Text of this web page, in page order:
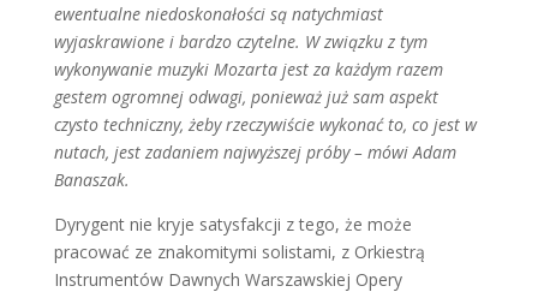
ewentualne niedoskonałości są natychmiast
wyjaskrawione i bardzo czytelne. W związku z tym
wykonywanie muzyki Mozarta jest za każdym razem
gestem ogromnej odwagi, ponieważ już sam aspekt
czysto techniczny, żeby rzeczywiście wykonać to, co jest w
nutach, jest zadaniem najwyższej próby – mówi Adam
Banaszak.
Dyrygent nie kryje satysfakcji z tego, że może
pracować ze znakomitymi solistami, z Orkiestrą
Instrumentów Dawnych Warszawskiej Opery